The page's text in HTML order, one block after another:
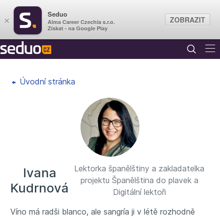
Úvodní stránka
Ivana
Kudrnová
Lektorka španělštiny a zakladatelka
projektu Španělština do plavek a
Digitální lektoři
Víno má radši blanco, ale sangría ji v létě rozhodně
×
Seduo
Alma Career Czechia s.r.o.
Získat - na Google Play
ZOBRAZIT